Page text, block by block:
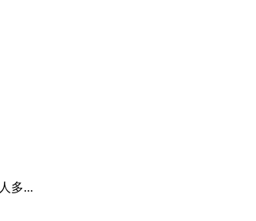
多...